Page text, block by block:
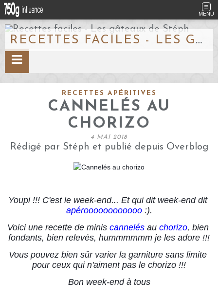
MENU
RECETTES FACILES - LES GÂTEAUX DE STÉPH
RECETTES APÉRITIVES
CANNELÉS AU
CHORIZO
4 MAI 2018
Rédigé par Stéph et publié depuis Overblog
Youpi !!! C'est le week-end... Et qui dit week-end dit
apéroooooooooooo :).
Voici une recette de minis cannelés au chorizo, bien
fondants, bien relevés, hummmmmm je les adore !!!
Vous pouvez bien sûr varier la garniture sans limite
pour ceux qui n'aiment pas le chorizo !!!
Bon week-end à tous